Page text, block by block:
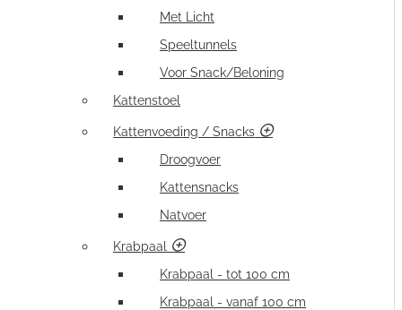
Met Licht
Speeltunnels
Voor Snack/Beloning
Kattenstoel
Kattenvoeding / Snacks
Droogvoer
Kattensnacks
Natvoer
Krabpaal
Krabpaal - tot 100 cm
Krabpaal - vanaf 100 cm